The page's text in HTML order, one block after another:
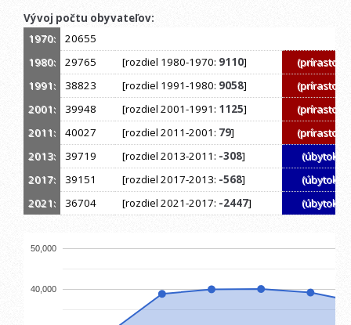
Vývoj počtu obyvateľov:
1970:
20655
1980:
29765 [rozdiel 1980-1970: 9110]
(prírastok)
1991:
38823 [rozdiel 1991-1980: 9058]
(prírastok)
2001:
39948 [rozdiel 2001-1991: 1125]
(prírastok)
2011:
40027 [rozdiel 2011-2001: 79]
(prírastok)
2013:
39719 [rozdiel 2013-2011: -308]
(úbytok)
2017:
39151 [rozdiel 2017-2013: -568]
(úbytok)
2021:
36704 [rozdiel 2021-2017: -2447] (úbytok)
40,000
50,000